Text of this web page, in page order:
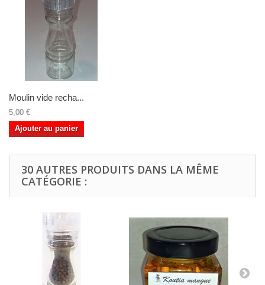
Moulin vide recha...
5,00 €
Ajouter au panier
30 AUTRES PRODUITS DANS LA MÊME
CATÉGORIE :